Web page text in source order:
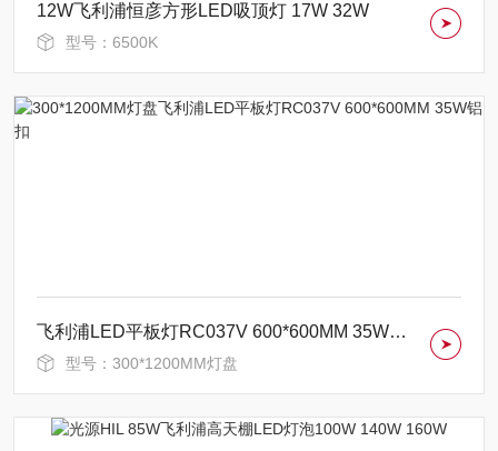
12W飞利浦恒彦方形LED吸顶灯 17W 32W
型号：6500K
飞利浦LED平板灯RC037V 600*600MM 35W铝扣
型号：300*1200MM灯盘